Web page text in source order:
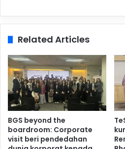
Related Articles
BGS beyond the
boardroom: Corporate
visit beri pendedahan